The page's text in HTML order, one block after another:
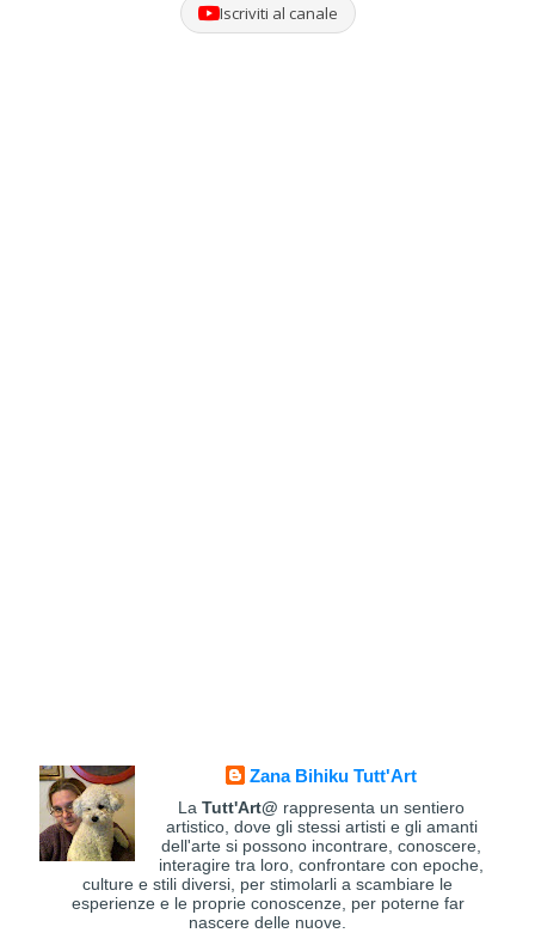
Iscriviti al canale
Zana Bihiku Tutt'Art
LaTutt'Art@ rappresenta un sentiero
artistico, dove gli stessi artisti e gli amanti
dell'arte si possono incontrare, conoscere,
interagire tra loro, confrontare con epoche,
culture e stili diversi, per stimolarli a scambiare le
esperienze e le proprie conoscenze, per poterne far
nascere delle nuove.